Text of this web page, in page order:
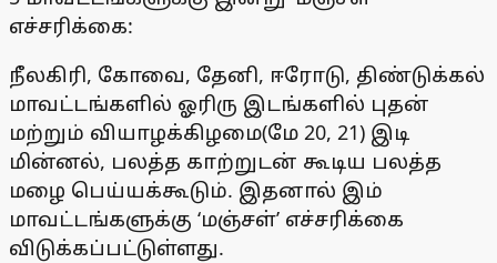
எச்சரிக்கை:
நீலகிரி, கோவை, தேனி, ஈரோடு, திண்டுக்கல்
மாவட்டங்களில் ஓரிரு இடங்களில் புதன்
மற்றும் வியாழக்கிழமை(மே 20, 21) இடி
மின்னல், பலத்த காற்றுடன் கூடிய பலத்த
மழை பெய்யக்கூடும். இதனால் இம்
மாவட்டங்களுக்கு ‘மஞ்சள்’ எச்சரிக்கை
விடுக்கப்பட்டுள்ளது.